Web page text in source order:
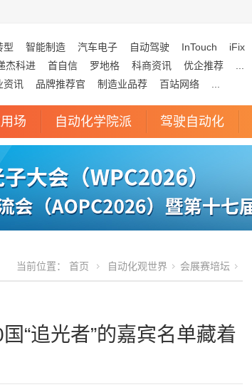
型 智能制造 汽车电子 自动驾驶 InTouch iFix
杰科进 首自信 罗地格 科商资讯 优企推荐
资讯 品牌推荐官 制造业品荐 百站网络
场 自动化学院派 驾驶自动化
当前位置： 首页 自动化观世界 会展赛培坛
“追光者”的嘉宾名单藏着